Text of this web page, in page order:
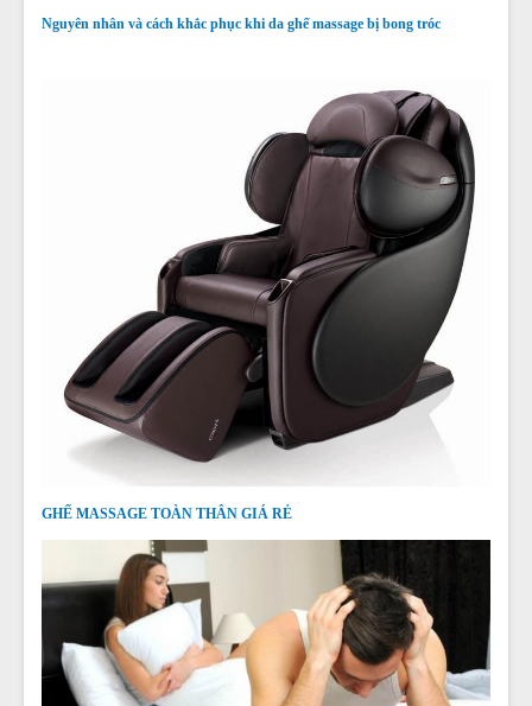
Nguyên nhân và cách khắc phục khi da ghế massage bị bong tróc
GHẾ MASSAGE TOÀN THÂN GIÁ RẺ